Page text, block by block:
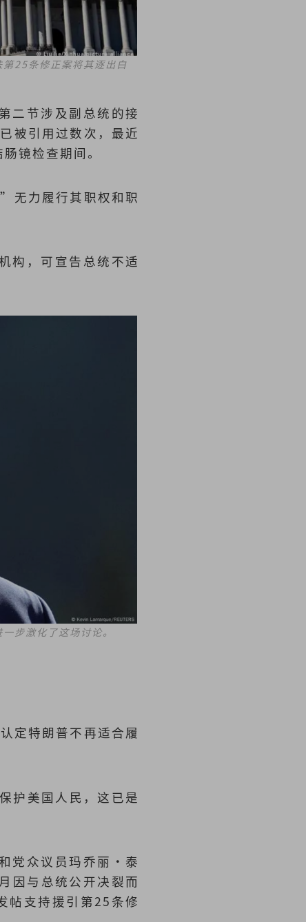
25条修正案将其逐出白
二节涉及副总统的接
被引用过数次，最近
镜检查期间。
无力履行其职权和职
构，可宣告总统不适
步激化了这场讨论。
定特朗普不再适合履
护美国人民，这已是
党众议员玛乔丽·泰
与总统公开决裂而
帖支持援引第25条修